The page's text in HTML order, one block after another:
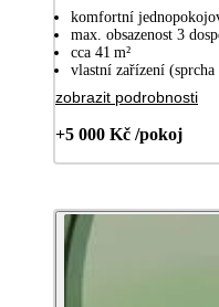
komfortní
max. obsazenost 3
cca 41 m²
vlastní zařízení
zobrazit podrobnosti
+5 000 Kč /pokoj